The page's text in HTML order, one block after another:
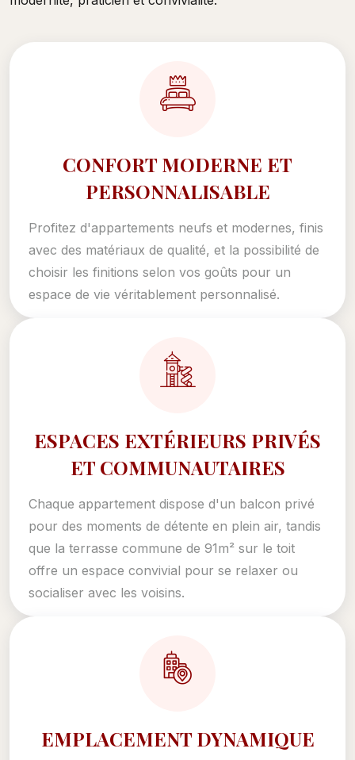
CONFORT MODERNE ET
PERSONNALISABLE
Profitez d'appartements neufs et modernes, finis
avec des matériaux de qualité, et la possibilité de
choisir les finitions selon vos goûts pour un
espace de vie véritablement personnalisé.
ESPACES EXTÉRIEURS PRIVÉS
ET COMMUNAUTAIRES
Chaque appartement dispose d'un balcon privé
pour des moments de détente en plein air, tandis
que la terrasse commune de 91m² sur le toit
offre un espace convivial pour se relaxer ou
socialiser avec les voisins.
EMPLACEMENT DYNAMIQUE